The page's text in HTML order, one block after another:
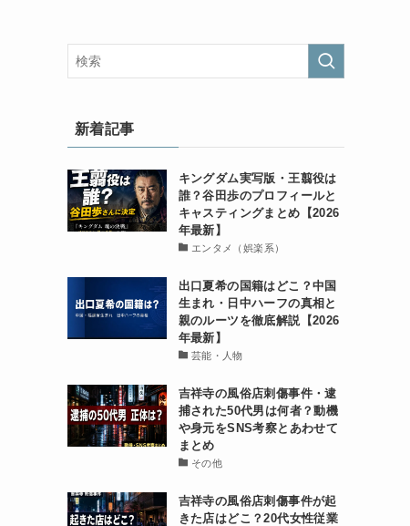
新着記事
キングダム実写版・王翦役は
誰？谷田歩のプロフィールと
キャスティングまとめ【2026
年最新】
エンタメ（娯楽系）
出口夏希の国籍はどこ？中国
生まれ・日中ハーフの真相と
親のルーツを徹底解説【2026
年最新】
芸能・人物
吉祥寺の風俗店刺傷事件・逮
捕された50代男は何者？動機
や身元をSNS考察とあわせて
まとめ
その他
吉祥寺の風俗店刺傷事件が起
きた店はどこ？20代女性従業